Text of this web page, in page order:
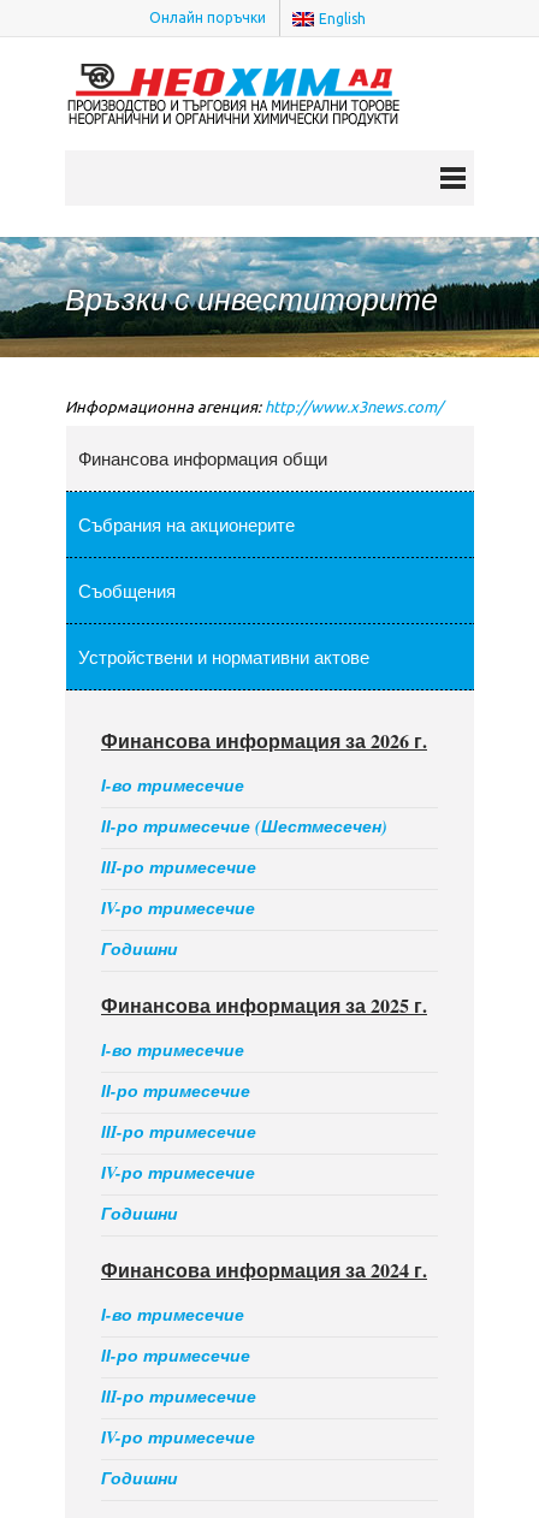
Онлайн поръчки English
Връзки с инвеститорите
Информационна агенция: http://www.x3news.com/
Финансова информация общи
Събрания на акционерите
Съобщения
Устройствени и нормативни актове
Финансова информация за 2026 г.
І-во тримесечие
ІІ-ро тримесечие (Шестмесечен)
ІІI-ро тримесечие
ІV-ро тримесечие
Годишни
Финансова информация за 2025 г.
І-во тримесечие
ІІ-ро тримесечие
ІІI-ро тримесечие
ІV-ро тримесечие
Годишни
Финансова информация за 2024 г.
І-во тримесечие
ІІ-ро тримесечие
ІІI-ро тримесечие
ІV-ро тримесечие
Годишни